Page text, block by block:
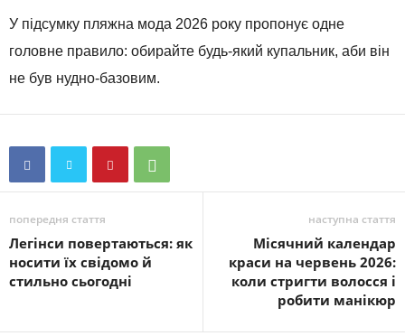
У підсумку пляжна мода 2026 року пропонує одне
головне правило: обирайте будь-який купальник, аби він
не був нудно-базовим.
попередня стаття
Легінси повертаються: як
носити їх свідомо й
стильно сьогодні
наступна стаття
Місячний календар
краси на червень 2026:
коли стригти волосся і
робити манікюр